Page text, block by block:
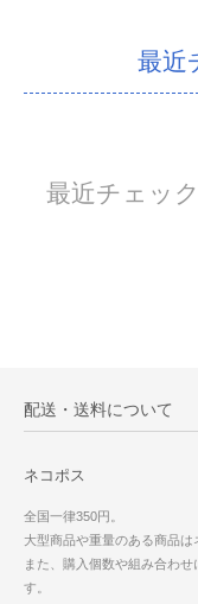
最近
最近チェッ
配送・送料について
ネコポス
全国一律350円。
大型商品や重量のある商品は
また、購入個数や組み合わ
す。